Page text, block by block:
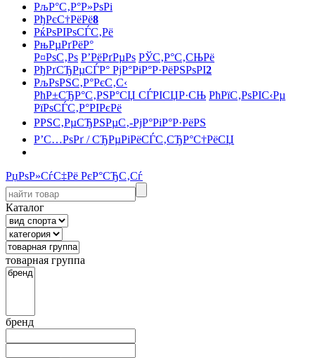
РљР°С‚Р°Р»РѕРі
РђРєС†РёРё8
РќРѕРІРѕСЃС‚Рё
РњРµРґРёР°
Р¤РѕС‚Рѕ Р’РёРґРµРѕ РЎС‚Р°С‚СЊРё
РђРґСЂРµСЃР° РјР°РіР°Р·РёРЅРѕРІ2
РљРѕРЅС‚Р°РєС‚С‹
РћР±СЂР°С‚РЅР°СЏ СЃРІСЏР·СЊ РћРїС‚РѕРІС‹Рµ
РїРѕСЃС‚Р°РІРєРё
РРЅС‚РµСЂРЅРµС‚-РјР°РіР°Р·РёРЅ
Р’С…РѕРґ / СЂРµРіРёСЃС‚СЂР°С†РёСЏ
РџРѕР»СѓС‡Рё РєР°СЂС‚Сѓ
Каталог
товарная группа
бренд